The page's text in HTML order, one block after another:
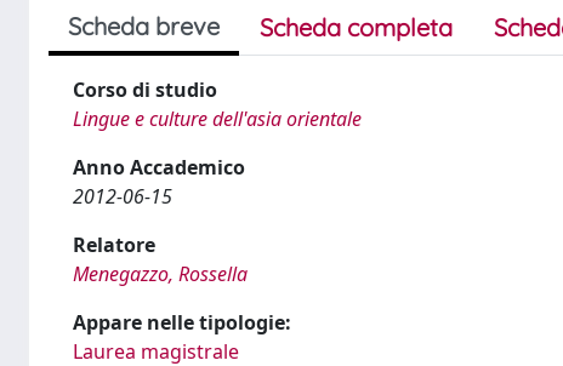
Scheda breve Scheda completa
Corso di studio
Lingue e culture dell'asia orientale
Anno Accademico
2012-06-15
Relatore
Menegazzo, Rossella
Appare nelle tipologie:
Laurea magistrale